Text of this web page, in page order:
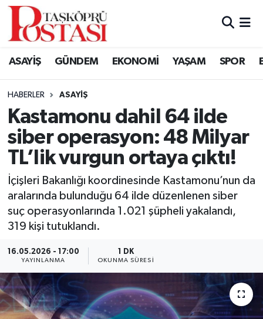
ASAYİŞ GÜNDEM EKONOMİ YAŞAM SPOR
HABERLER ASAYIŞ
Kastamonu dahil 64 ilde
siber operasyon: 48 Milyar
TL’lik vurgun ortaya çıktı!
İçişleri Bakanlığı koordinesinde Kastamonu’nun da
aralarında bulunduğu 64 ilde düzenlenen siber
suç operasyonlarında 1.021 şüpheli yakalandı,
319 kişi tutuklandı.
16.05.2026 - 17:00
YAYINLANMA
1 DK
OKUNMA SÜRESI
Kastamonu Vefat Edenler
Araç Haberleri
Azdavay Haberleri
Bozkurt Haberleri
Çatalzeytin Haberleri
Cide Haberleri
Daday Haberleri
Devrekani Haberleri